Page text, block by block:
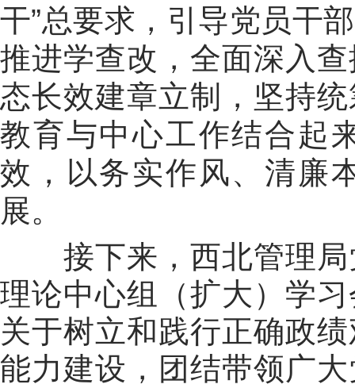
干”总要求，引导党员干
推进学查改，全面深入
态长效建章立制，坚持
教育与中心工作结合起
效，以务实作风、清廉
展。
接下来，西北管理
理论中心组（扩大）学
关于树立和践行正确政
能力建设，团结带领广